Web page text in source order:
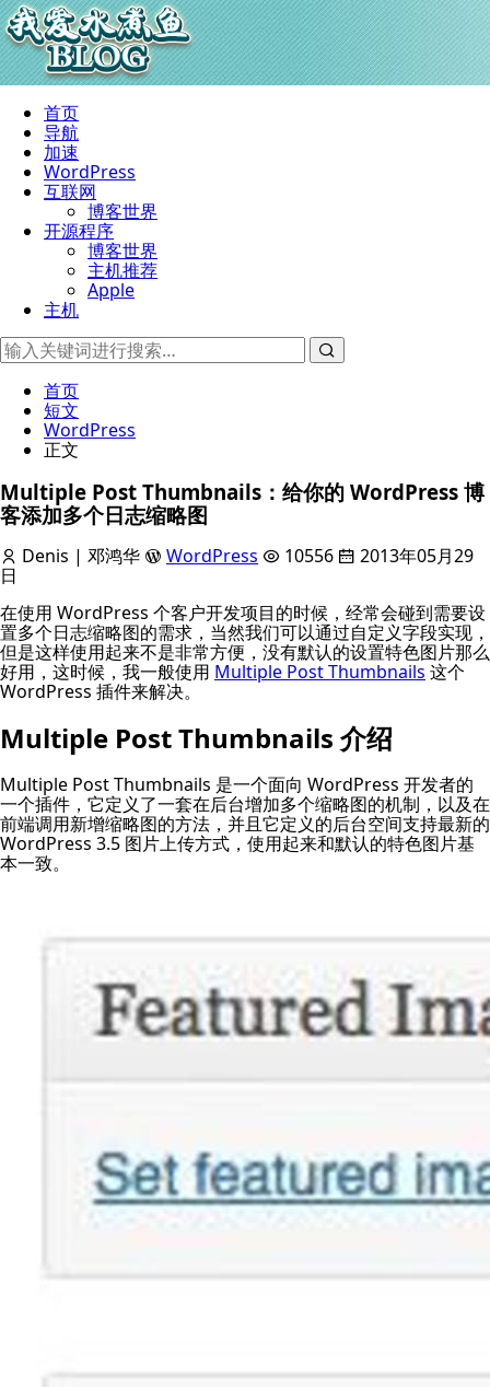
首页
导航
加速
WordPress
互联网
博客世界
开源程序
博客世界
主机推荐
Apple
主机
首页
短文
WordPress
正文
Multiple Post Thumbnails：给你的 WordPress 博
客添加多个日志缩略图
Denis | 邓鸿华 WordPress 10556
2013年05月29
日
在使用 WordPress 个客户开发项目的时候，经常会碰到需要设
置多个日志缩略图的需求，当然我们可以通过自定义字段实现，
但是这样使用起来不是非常方便，没有默认的设置特色图片那么
好用，这时候，我一般使用 Multiple Post Thumbnails 这个
WordPress 插件来解决。
Multiple Post Thumbnails 介绍
Multiple Post Thumbnails 是一个面向 WordPress 开发者的
一个插件，它定义了一套在后台增加多个缩略图的机制，以及在
前端调用新增缩略图的方法，并且它定义的后台空间支持最新的
WordPress 3.5 图片上传方式，使用起来和默认的特色图片基
本一致。